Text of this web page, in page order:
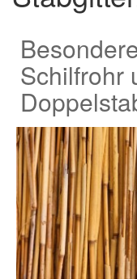
Schilfrohr